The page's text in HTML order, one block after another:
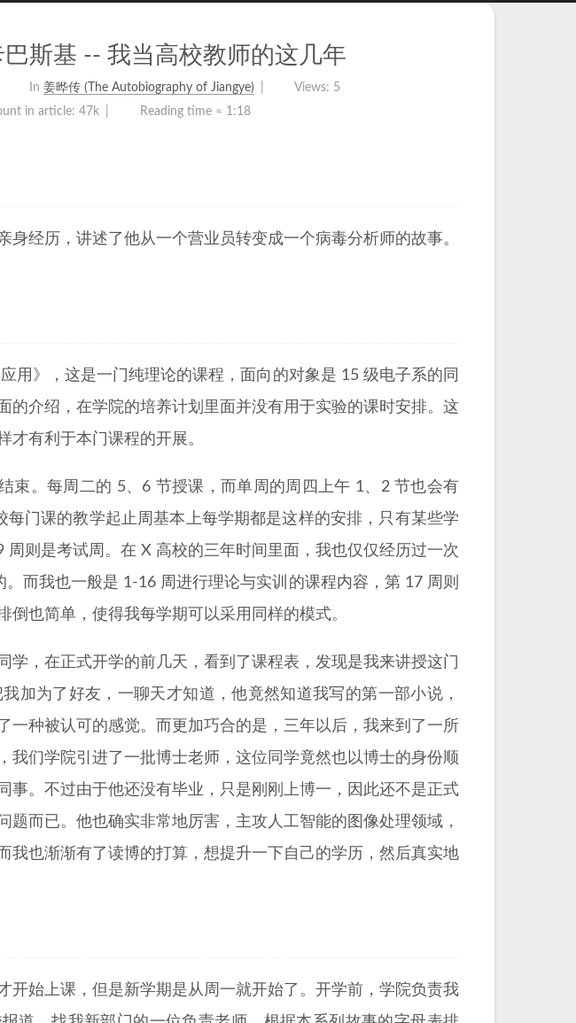
斯基 -- 我当高校教师的这几年
In 姜晔传 (The Autobiography of Jiangye) Views: 5
in article:47k Reading time ≈ 1:18
经历，讲述了他从一个营业员转变成一个病毒分析师的故事。
用》，这是一门纯理论的课程，面向的对象是 15 级电子系的同
的介绍，在学院的培养计划里面并没有用于实验的课时安排。这
才有利于本门课程的开展。
束。每周二的 5、6 节授课，而单周的周四上午 1、2 节也会有
门课的教学起止周基本上每学期都是这样的安排，只有某些学
则是考试周。在 X 高校的三年时间里面，我也仅仅经历过一次
而我也一般是 1-16 周进行理论与实训的课程内容，第 17 周则
也简单，使得我每学期可以采用同样的模式。
，在正式开学的前几天，看到了课程表，发现是我来讲授这门
加为了好友，一聊天才知道，他竟然知道我写的第一部小说，
一种被认可的感觉。而更加巧合的是，三年以后，我来到了一所
我们学院引进了一批博士老师，这位同学竟然也以博士的身份顺
事。不过由于他还没有毕业，只是刚刚上博一，因此还不是正式
题而已。他也确实非常地厉害，主攻人工智能的图像处理领域，
我也渐渐有了读博的打算，想提升一下自己的学历，然后真实地
开始上课，但是新学期是从周一就开始了。开学前，学院负责我